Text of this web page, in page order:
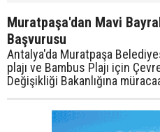
Muratpaşa'dan Mavi
Başvurusu
Antalya'da Muratpaşa
plajı ve Bambus Plajı için
Değişikliği Bakanlığına